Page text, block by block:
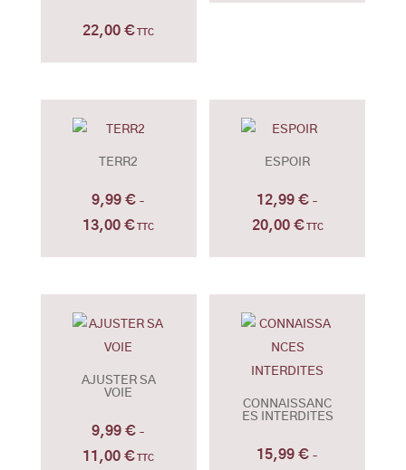
22,00€ TTC
TERR2
9,99 € –
13,00€ Plage
9,99 €
à
TTC
ESPOIR
12,99 € –
20,00 €Plage
12,99 €
à
20,00 €
TTC
AJUSTER SA
VOIE
9,99 € –
11,00€Plage
TTC
CONNAISSANC
ES INTERDITES
15,99 € –